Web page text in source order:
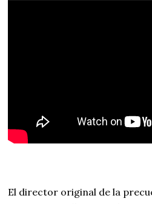
El director original de la